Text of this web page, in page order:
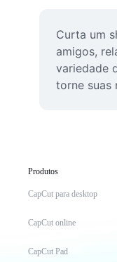
Curta um
amigos,
variedade
torne suas
Produtos
CapCut para desktop
CapCut online
CapCut Pad